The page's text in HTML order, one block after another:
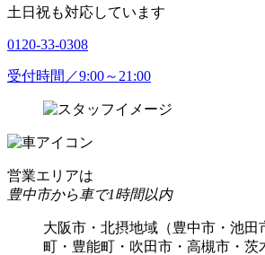
土日祝も対応しています
0120-33-0308
受付時間／9:00～21:00
営業エリアは
豊中市から車で1時間以内
大阪市・北摂地域（豊中市・池田
町・豊能町・吹田市・高槻市・茨